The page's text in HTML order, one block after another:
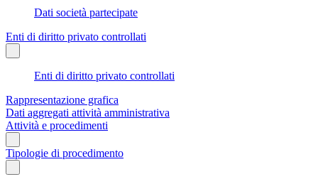
Dati società partecipate
Enti di diritto privato controllati
Enti di diritto privato controllati
Rappresentazione grafica
Dati aggregati attività amministrativa
Attività e procedimenti
Tipologie di procedimento